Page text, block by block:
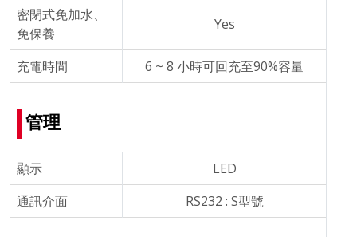
密閉式免加水、
免保養
Yes
充電時間 6 ~ 8 小時可回充至90%容量
管理
顯示
LED
通訊介面
RS232 : S型號